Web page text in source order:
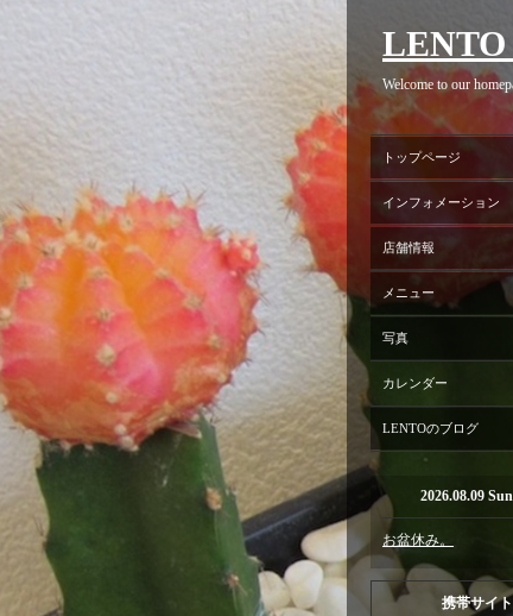
Welcome to our
トップページ
インフォメーション
店舗情報
メニュー
写真
カレンダー
LENTOのブログ
2026.08.09
お盆休み。
携帯サイト